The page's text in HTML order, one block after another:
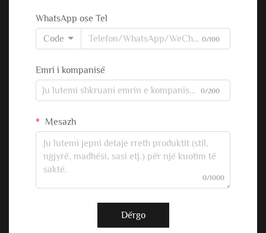
WhatsApp ose Tel
Code
0/100
Emri i kompanisë
0/200
Mesazh
0/1000
Dërgo